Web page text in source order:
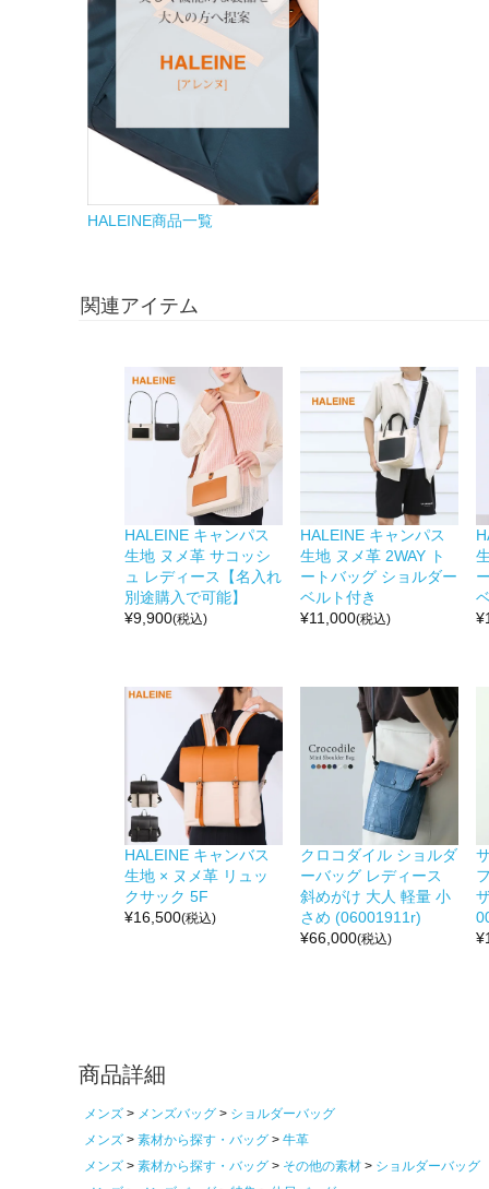
HALEINE商品一覧
関連アイテム
HALEINE キャンパス
生地 ヌメ革 サコッシ
ュ レディース【名入れ
別途購入で可能】
¥9,900(税込)
HALEINE キャンパス
生地 ヌメ革 2WAY ト
ートバッグ ショルダー
ベルト付き
¥11,000(税込)
¥
HALEINE キャンバス
生地 × ヌメ革 リュッ
クサック 5F
¥16,500(税込)
クロコダイル ショルダ
ーバッグ レディース
斜めがけ 大人 軽量 小
さめ (06001911r)
¥66,000(税込)
¥
商品詳細
メンズ メンズバッグ
ショルダーバッグ
メンズ
素材から探す・バッグ
牛革
メンズ
素材から探す・バッグ その他の素材
ショルダーバッグ